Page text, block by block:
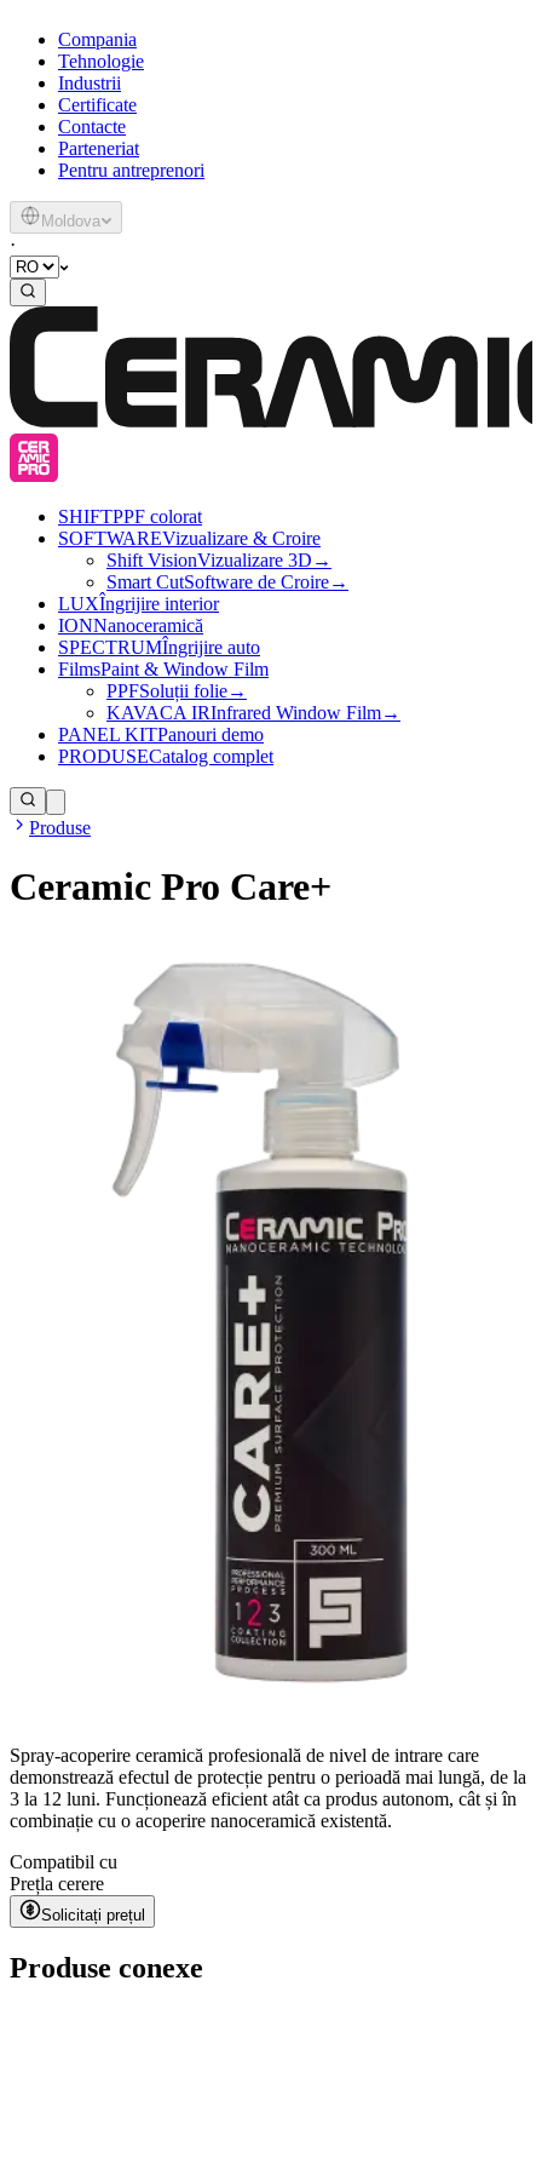
Compania
Tehnologie
Industrii
Certificate
Contacte
Parteneriat
Pentru antreprenori
Moldova
·
SHIFTPPF colorat
SOFTWAREVizualizare & Croire
Shift VisionVizualizare 3D →
Smart CutSoftware de Croire→
LUXÎngrijire interior
IONNanoceramică
SPECTRUMÎngrijire auto
FilmsPaint & Window Film
PPFSoluții folie→
KAVACA IRInfrared Window Film→
PANEL KITPanouri demo
PRODUSECatalog complet
Produse
Ceramic Pro Care+
Spray-acoperire ceramică profesională de nivel de intrare care
demonstrează efectul de protecție pentru o perioadă mai lungă, de la
3 la 12 luni. Funcționează eficient atât ca produs autonom, cât și în
combinație cu o acoperire nanoceramică existentă.
Compatibil cu
Prețla cerere
Solicitați prețul
Produse conexe